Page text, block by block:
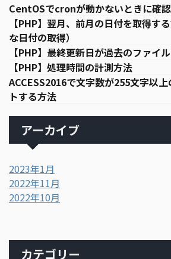
CentOSでcronが動かないときに確
【PHP】翌月、前月の日付を取得す
な日付の取得）
【PHP】最終更新日が過去のファイ
【PHP】処理時間の計測方法
ACCESS2016で文字数が255文字以
トする方法
アーカイブ
2023年1月
2022年11月
2022年10月
カテゴリー